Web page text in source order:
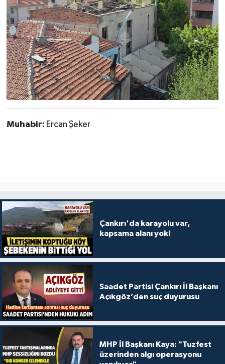
Muhabir: Ercan Şeker
Çankırı'da karayolu var,
kapsama alanı yok!
Saadet Partisi Çankırı İl Başkanı
Açıkgöz’den suç duyurusu
MHP İl Başkanı Kaya: "Tuzfest
üzerinden algı operasyonu